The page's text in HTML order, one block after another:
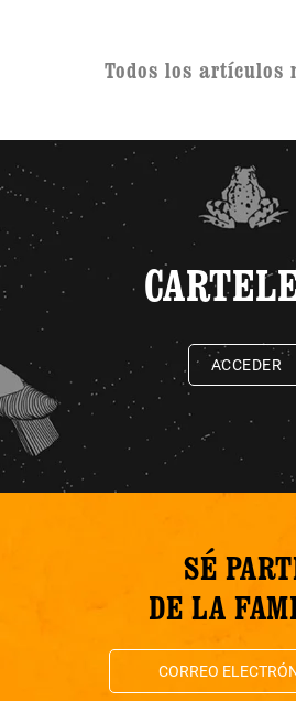
Todos los artículos
ACCEDER
SÉ
DE LA